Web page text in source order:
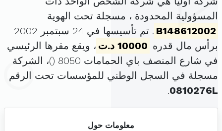
المسؤولية المحدودة ، مسجلة تحت الهوية
B148612002
. تم تأسيسها في 24 سبتمبر 2002
برأس مال قدره 10000 د.ت
، ويقع مقرها الرئيسي
في شارع المنصف باي الحمامات 8050 (
)، الشركة
مسجلة في السجل الوطني للمؤسسات تحت الرقم
0810276L
.
معلومات حول